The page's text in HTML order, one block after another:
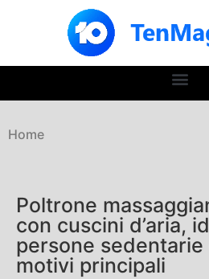
Home
Poltrone
con cuscini d’aria,
persone sedentarie
motivi principali